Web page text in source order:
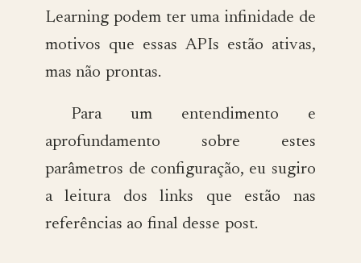
Learning podem ter uma infinidade de
motivos que essas APIs estão ativas,
mas não prontas.
Para um entendimento e
aprofundamento sobre estes
parâmetros de configuração, eu sugiro
a leitura dos links que estão nas
referências ao final desse post.